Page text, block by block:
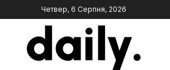
Четвер, 6 Серпня, 2026